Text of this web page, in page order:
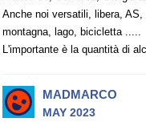
Anche noi versatili, libera,
montagna, lago, bicicletta .....
L'importante è la quantità di
MADMARCO
MAY 2023